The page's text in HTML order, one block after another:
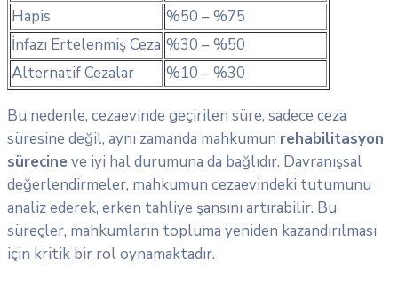
Hapis
%50 – %75
İnfazı Ertelenmiş Ceza %30 – %50
Alternatif Cezalar
%10 – %30
Bu nedenle, cezaevinde geçirilen süre, sadece ceza
süresine değil, aynı zamanda mahkumun rehabilitasyon
sürecine ve iyi hal durumuna da bağlıdır. Davranışsal
değerlendirmeler, mahkumun cezaevindeki tutumunu
analiz ederek, erken tahliye şansını artırabilir. Bu
süreçler, mahkumların topluma yeniden kazandırılması
için kritik bir rol oynamaktadır.